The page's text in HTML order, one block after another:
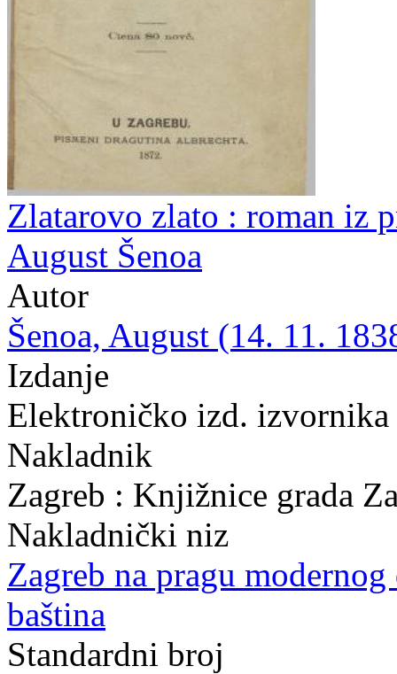
Zlatarovo zlato : roman iz
August Šenoa
Autor
Šenoa, August (14. 11.
Izdanje
Elektroničko izd.
Nakladnik
Zagreb : Knjižnice grada
Nakladnički niz
Zagreb na pragu modernog
baština
Standardni broj